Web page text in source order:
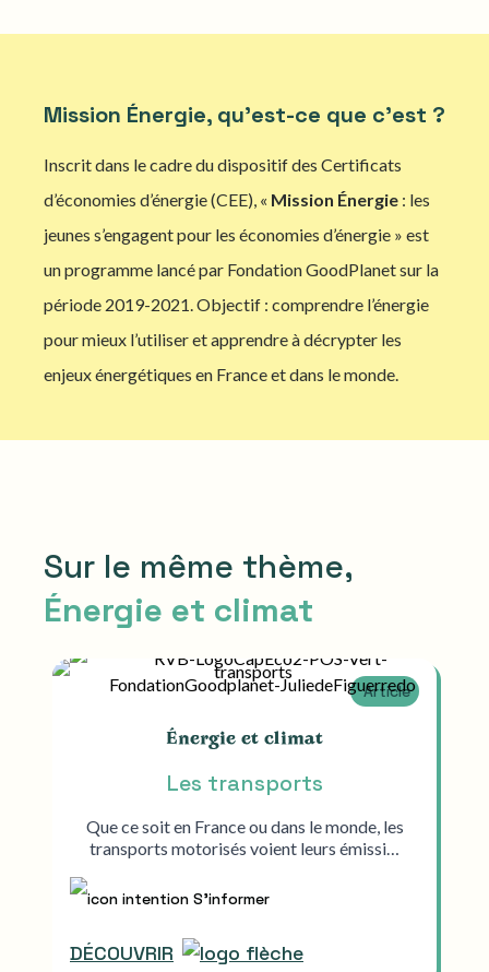
Mission Énergie, qu'est-ce que c'est ?
Inscrit dans le cadre du dispositif des Certificats
d’économies d’énergie (CEE), « Mission Énergie : les
jeunes s’engagent pour les économies d’énergie » est
un programme lancé par Fondation GoodPlanet sur la
période 2019-2021. Objectif : comprendre l’énergie
pour mieux l’utiliser et apprendre à décrypter les
enjeux énergétiques en France et dans le monde.
Sur le même thème,
Énergie et climat
Article
Énergie et climat
Les transports
Que ce soit en France ou dans le monde, les
transports motorisés voient leurs émissi…
S'informer
DÉCOUVRIR